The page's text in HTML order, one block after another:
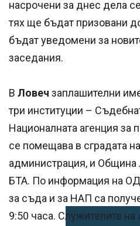
насрочени за днес дела
тях ще бъдат призовани
бъдат уведомени за
заседания.
В Ловеч заплашителни
три институции –
Националната агенция за
се помещава в сградата
администрация, и
БТА. По информация на
за съда и за НАП са
9:50 часа. Служителите на